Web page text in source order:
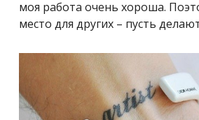
моя работа очень хороша.
место для других – пусть